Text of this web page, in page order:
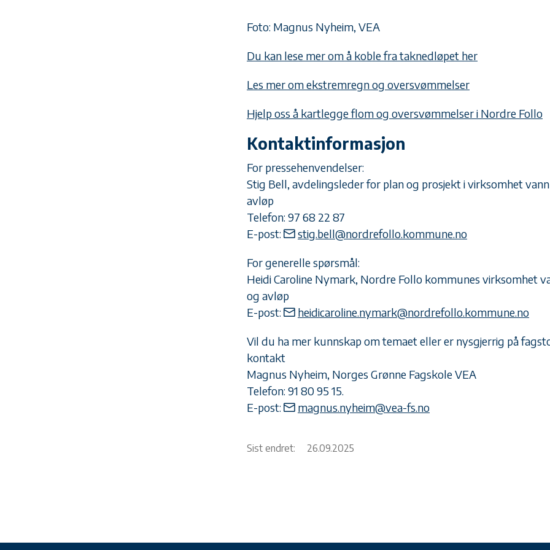
Foto: Magnus Nyheim, VEA
Du kan lese mer om å koble fra taknedløpet her
Les mer om ekstremregn og oversvømmelser
Hjelp oss å kartlegge flom og oversvømmelser i Nordre Follo
Kontaktinformasjon
For pressehenvendelser:
Stig Bell, avdelingsleder for plan og prosjekt i virksomhet
avløp
Telefon: 97 68 22 87
E-post:
stig.bell@nordrefollo.kommune.no
For generelle spørsmål:
Heidi Caroline Nymark, Nordre Follo kommunes virksomhet
og avløp
E-post:
heidicaroline.nymark@nordrefollo.kommune.no
Vil du ha mer kunnskap om temaet eller er nysgjerrig på
kontakt
Magnus Nyheim, Norges Grønne Fagskole VEA
Telefon: 91 80 95 15.
E-post:
magnus.nyheim@vea-fs.no
Sist endret: 26.09.2025